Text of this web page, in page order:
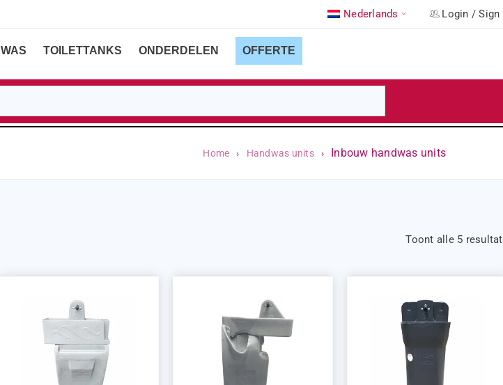
Login /Sign
Nederlands
TOILETTANKS ONDERDELEN OFFERTE
Home › Handwas units › Inbouw handwas units
Toont alle 5